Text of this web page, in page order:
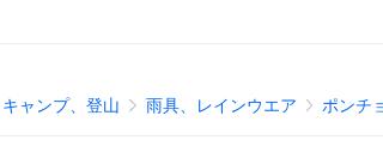
ャンプ、登山 雨具、レインウエア ポンチ